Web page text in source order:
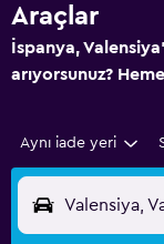
Araçlar
İspanya,
arıyorsunuz?
Aynı iade yeri
Valensiya,